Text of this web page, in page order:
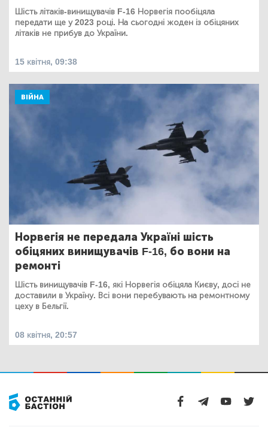
Шість літаків-винищувачів F-16 Норвегія пообіцяла
передати ще у 2023 році. На сьогодні жоден із обіцяних
літаків не прибув до України.
15 квітня, 09:38
ВІЙНА
Норвегія не передала Україні шість
обіцяних винищувачів F-16, бо вони на
ремонті
Шість винищувачів F-16, які Норвегія обіцяла Києву, досі не
доставили в Україну. Всі вони перебувають на ремонтному
цеху в Бельгії.
08 квітня, 20:57